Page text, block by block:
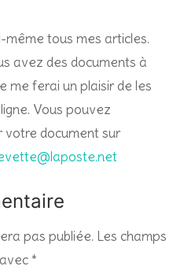
même tous mes articles.
avez des documents à
me ferai un plaisir de les
Vous pouvez
votre document sur
pas publiée. Les champs
*